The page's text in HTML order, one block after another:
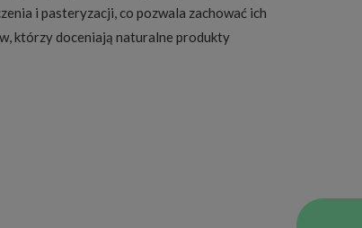
i pasteryzacji, co pozwala zachować ich
którzy doceniają naturalne produkty